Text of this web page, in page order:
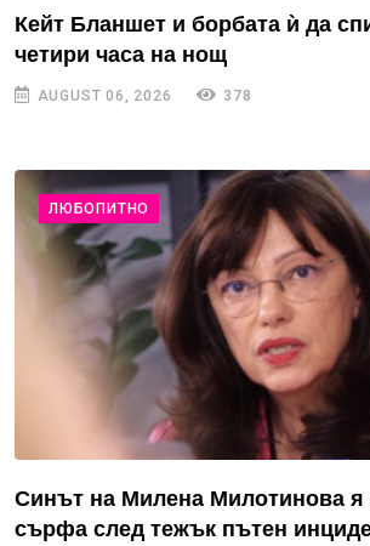
Кейт Бланшет и борбата ѝ да
четири часа на нощ
AUGUST 06, 2026 378
ЛЮБОПИТНО
Синът на Милена Милотинова я
сърфа след тежък пътен